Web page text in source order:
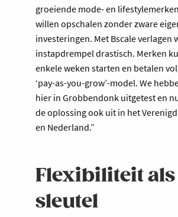
groeiende mode- en
willen opschalen zonder zware
investeringen. Met Bscale verlagen
instapdrempel drastisch. Merken
enkele weken starten en betalen
‘pay-as-you-grow’-model. We
hier in Grobbendonk uitgetest en
de oplossing ook uit in het
en Nederland.”
Flexibiliteit als
sleutel